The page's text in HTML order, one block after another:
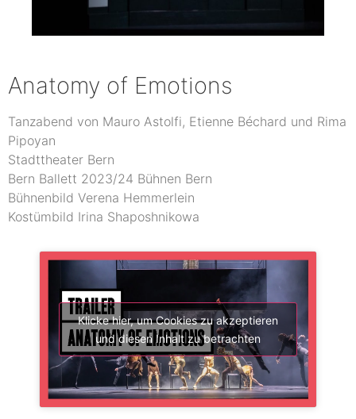
Anatomy of Emotions
Tanzabend von Mauro Astolfi, Etienne Béchard und Rima
Pipoyan
Stadttheater Bern
Bern Ballett 2023/24 Bühnen Bern
Bühnenbild Verena Hemmerlein
Kostümbild Irina Shaposhnikowa
Klicke hier, um Cookies zu akzeptieren
und diesen Inhalt zu betrachten